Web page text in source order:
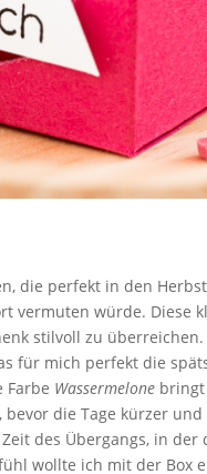
die perfekt in den
vermuten würde. Diese
stilvoll zu
für mich perfekt die
Farbe Wassermelone
die Tage kürzer
des Übergangs, in der
wollte ich mit der Box